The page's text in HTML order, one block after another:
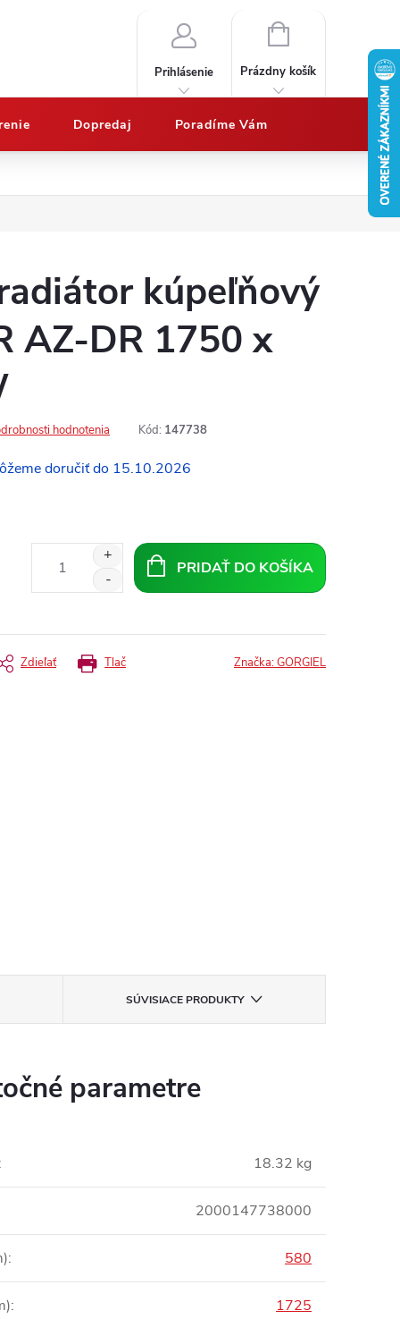
Vypočítajte
Prihlásenie
NÁKUPNÝ
Prázdny košík
Dopredaj Poradíme Vám
kúpeľňový
AZ-DR 1750 x
hodnotenia Kód: 147738
15.10.2026
PRIDAŤ DO KOŠÍKA
Tlač
Zdieľať Značka:GORGIEL
SÚVISIACE PRODUKTY
parametre
18.32 kg
2000147738000
: 580
: 1725